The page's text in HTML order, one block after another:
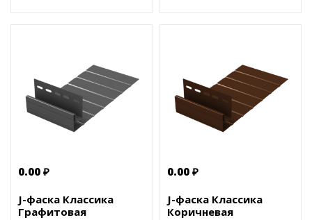
0.00 ₽
J-фаска Классика
Графитовая
0.00 ₽
J-фаска Классика
Коричневая